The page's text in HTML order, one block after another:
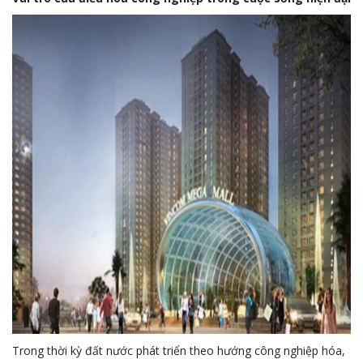
Trong thời kỳ đất nước phát triển theo hướng công nghiệp hóa,